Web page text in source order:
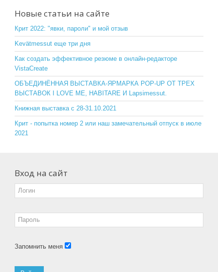
e
b
o
o
k
er
o
kl
a
ss
ni
ki
Новые статьи на сайте
Крит 2022: "явки, пароли" и мой отзыв
Kevätmessut еще три дня
Как создать эффективное резюме в онлайн-редакторе
VistaCreate
ОБЪЕДИНЁННАЯ ВЫСТАВКА-ЯРМАРКА POP-UP ОТ ТРЕХ
ВЫСТАВОК I LOVE ME, HABITARE И Lapsimessut.
Книжная выставка с 28-31.10.2021
Крит - попытка номер 2 или наш замечательный отпуск в июле
2021
Вход на сайт
Запомнить меня